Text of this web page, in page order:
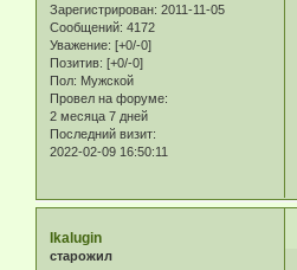
Зарегистрирован: 2011-11-05
Сообщений: 4172
Уважение: [+0/-0]
Позитив: [+0/-0]
Пол: Мужской
Провел на форуме:
2 месяца 7 дней
Последний визит:
2022-02-09 16:50:11
Ikalugin
старожил